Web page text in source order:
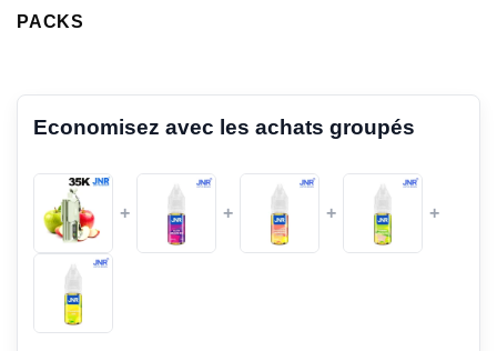
PACKS
Economisez avec les achats groupés
+ + + +